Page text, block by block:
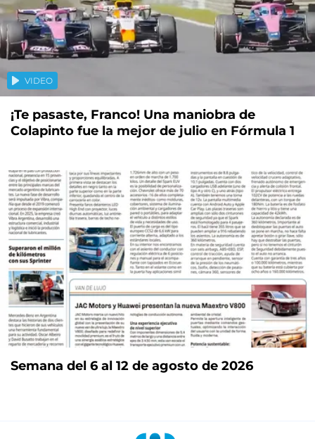
VIDEO
¡Te pasaste, Franco! Una maniobra de
Colapinto fue la mejor de julio en Fórmula 1
Semana del 6 al 12 de agosto de 2026